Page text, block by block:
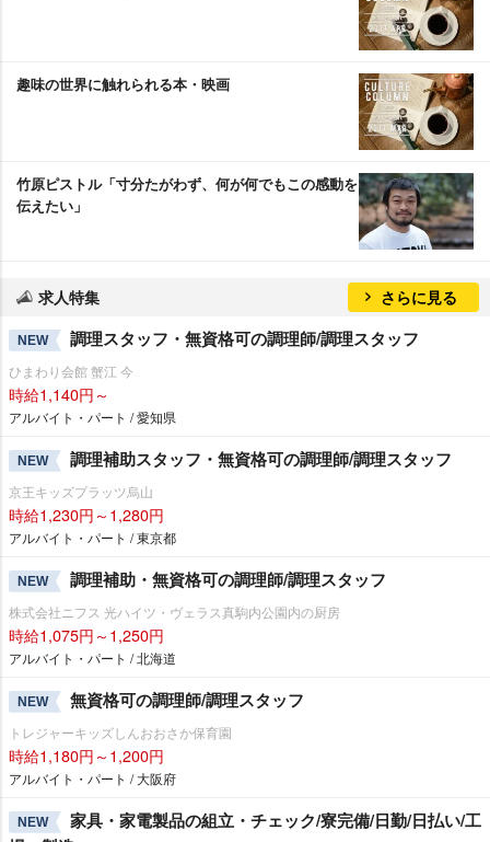
趣味の世界に触れられる本・映画
竹原ピストル「寸分たがわず、何が何でもこの感動を
伝えたい」
求人特集 さらに見る
NEW 調理スタッフ・無資格可の調理師/調理スタッフ
ひまわり会館 蟹江 今
時給1,140円～
アルバイト・パート / 愛知県
NEW 調理補助スタッフ・無資格可の調理師/調理スタッフ
京王キッズプラッツ烏山
時給1,230円～1,280円
アルバイト・パート / 東京都
NEW 調理補助・無資格可の調理師/調理スタッフ
株式会社ニフス 光ハイツ・ヴェラス真駒内公園内の厨房
時給1,075円～1,250円
アルバイト・パート / 北海道
NEW 無資格可の調理師/調理スタッフ
トレジャーキッズしんおおさか保育園
時給1,180円～1,200円
アルバイト・パート / 大阪府
NEW
家具・家電製品の組立・チェック/寮完備/日勤/日払い/工